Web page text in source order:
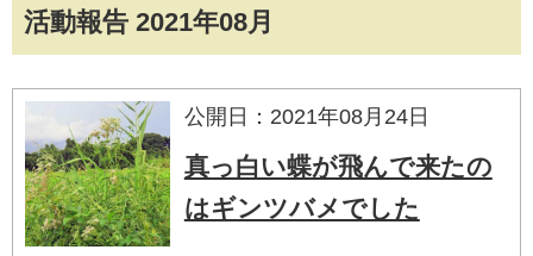
活動報告 2021年08月
公開日：2021年08月24日
真っ白い蝶が飛んで来たの
はギンツバメでした